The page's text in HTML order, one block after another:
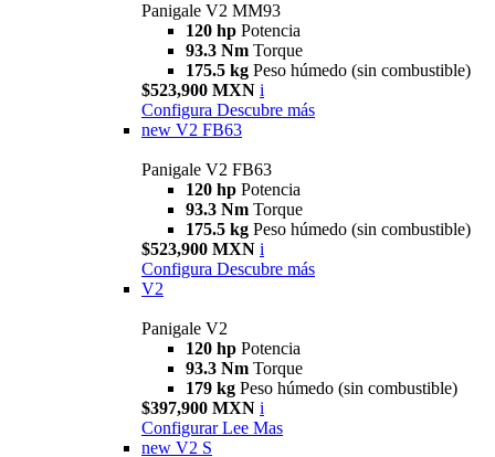
Panigale V2 MM93
120 hp Potencia
93.3 Nm Torque
175.5 kg Peso húmedo (sin combustible)
$523,900 MXN i
Configura Descubre más
new V2 FB63
Panigale V2 FB63
120 hp Potencia
93.3 Nm Torque
175.5 kg Peso húmedo (sin combustible)
$523,900 MXN i
Configura Descubre más
V2
Panigale V2
120 hp Potencia
93.3 Nm Torque
179 kg Peso húmedo (sin combustible)
$397,900 MXN i
Configurar Lee Mas
new V2 S